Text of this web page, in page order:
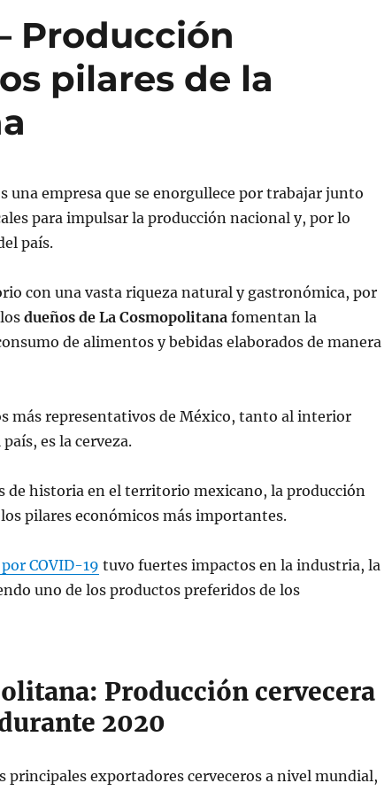
Producción
pilares de la
una empresa que se enorgullece por trabajar junto
para impulsar la producción nacional y, por lo
país.
con una vasta riqueza natural y gastronómica, por
dueños de La Cosmopolitanafomentan la
de alimentos y bebidas elaborados de manera
más representativos de México, tanto al interior
es la cerveza.
de historia en el territorio mexicano, la producción
pilares económicos más importantes.
COVID-19 tuvo fuertes impactos en la industria, la
uno de los productos preferidos de los
Producción cervecera
2020
principales exportadores cerveceros a nivel mundial,